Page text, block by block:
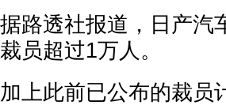
据路透社报道，日产汽
裁员超过1万人。
加上此前已公布的裁员